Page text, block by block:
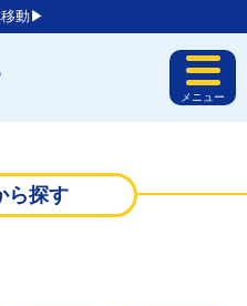
移動▶︎
メニュー
ら探す